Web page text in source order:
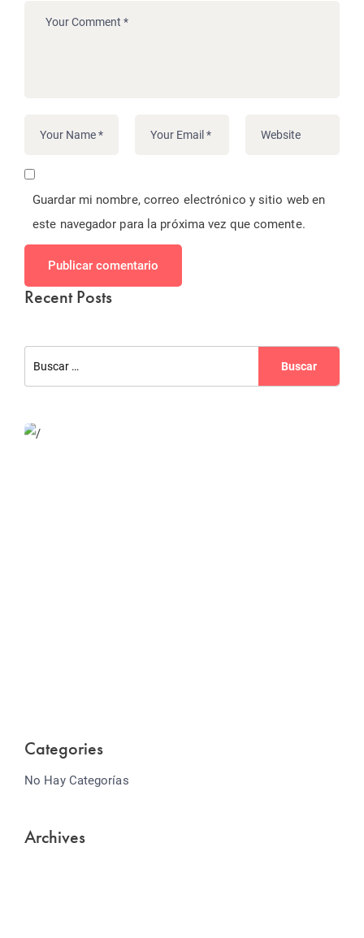
Guardar mi nombre, correo electrónico y sitio web en
este navegador para la próxima vez que comente.
Publicar comentario
Recent Posts
Categories
No Hay Categorías
Archives